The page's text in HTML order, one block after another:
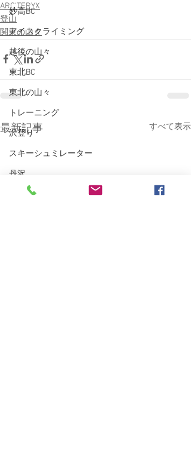
妙高BC
アイスクライミング
越後の山々
東北BC
東北の山々
トレーニング
沢登り
スキーシュミレーター
丹沢
クライミング
ARC'TERYX
登山
関東の山々
最新記事 すべて表示